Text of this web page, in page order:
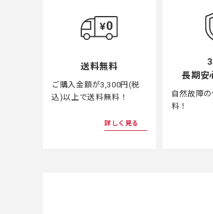
送料無料
ご購入金額が3,300円(税
込)以上で送料無料！
詳しく見る
長期安
自然故障
料！